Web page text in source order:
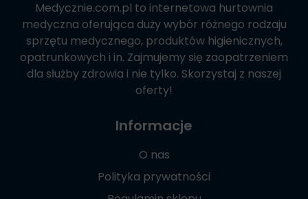
Medycznie.com.pl to internetowa hurtownia
medyczna oferująca duży wybór różnego rodzaju
sprzętu medycznego, produktów higienicznych,
opatrunkowych i in. Zajmujemy się zaopatrzeniem
dla służby zdrowia i nie tylko. Skorzystaj z naszej
oferty!
Informacje
O nas
Polityka prywatności